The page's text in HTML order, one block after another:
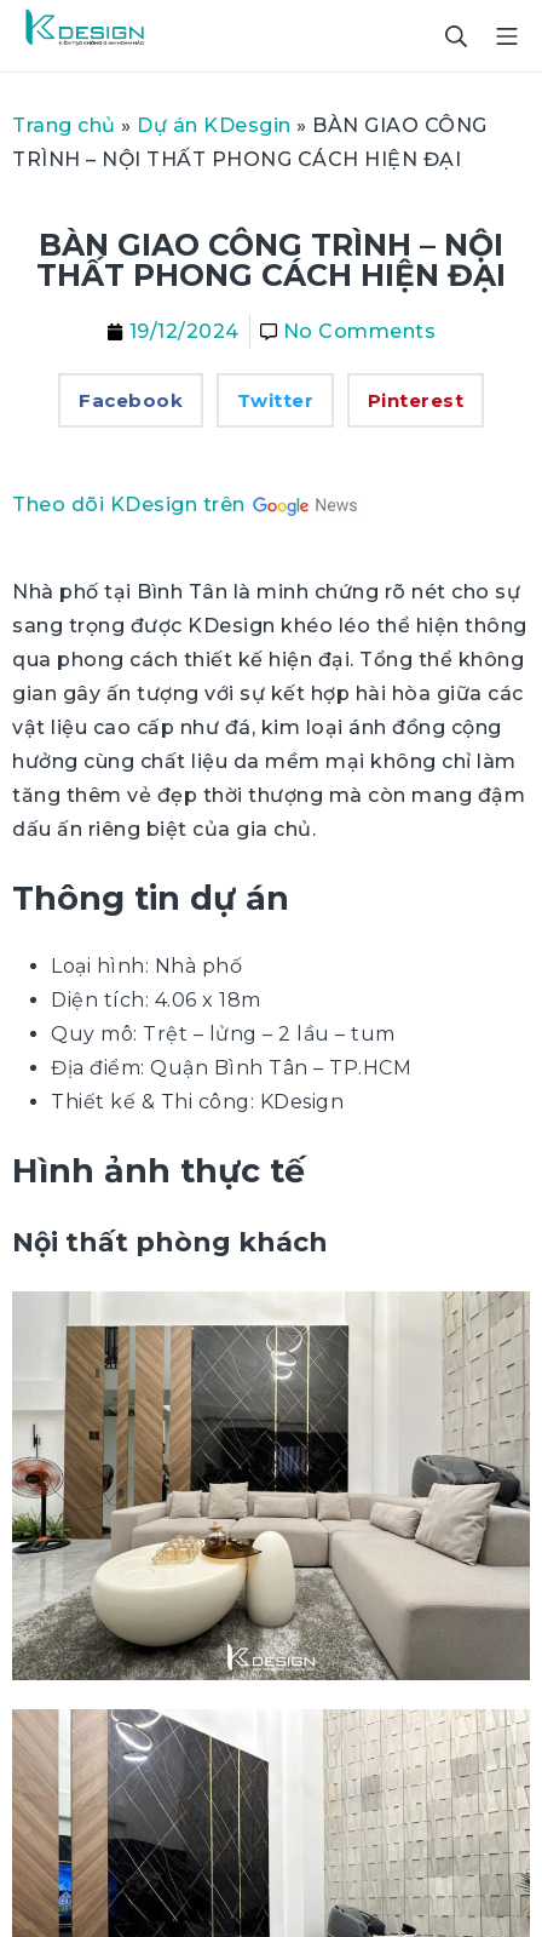
Trang chủ » Dự án KDesgin » BÀN GIAO CÔNG
TRÌNH – NỘI THẤT PHONG CÁCH HIỆN ĐẠI
BÀN GIAO CÔNG TRÌNH – NỘI
THẤT PHONG CÁCH HIỆN ĐẠI
19/12/2024 No Comments
Facebook Twitter Pinterest
Theo dõi KDesign trên
Nhà phố tại Bình Tân là minh chứng rõ nét cho sự
sang trọng được KDesign khéo léo thể hiện thông
qua phong cách thiết kế hiện đại. Tổng thể không
gian gây ấn tượng với sự kết hợp hài hòa giữa các
vật liệu cao cấp như đá, kim loại ánh đồng cộng
hưởng cùng chất liệu da mềm mại không chỉ làm
tăng thêm vẻ đẹp thời thượng mà còn mang đậm
dấu ấn riêng biệt của gia chủ.
Thông tin dự án
Loại hình: Nhà phố
Diện tích: 4.06 x 18m
Quy mô: Trệt – lửng – 2 lầu – tum
Địa điểm: Quận Bình Tân – TP.HCM
Thiết kế & Thi công: KDesign
Hình ảnh thực tế
Nội thất phòng khách